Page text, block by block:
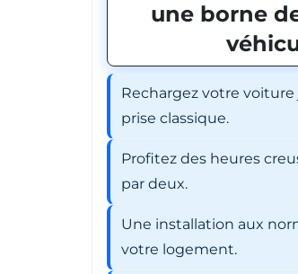
une borne
Rechargez votre
prise classique.
Profitez des heures
par deux.
Une installation aux
votre logement.